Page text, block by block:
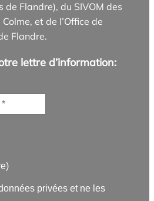
de Flandre), du SIVOM des
et de l’Office de
Flandre.
lettre d’information:
privées et ne les